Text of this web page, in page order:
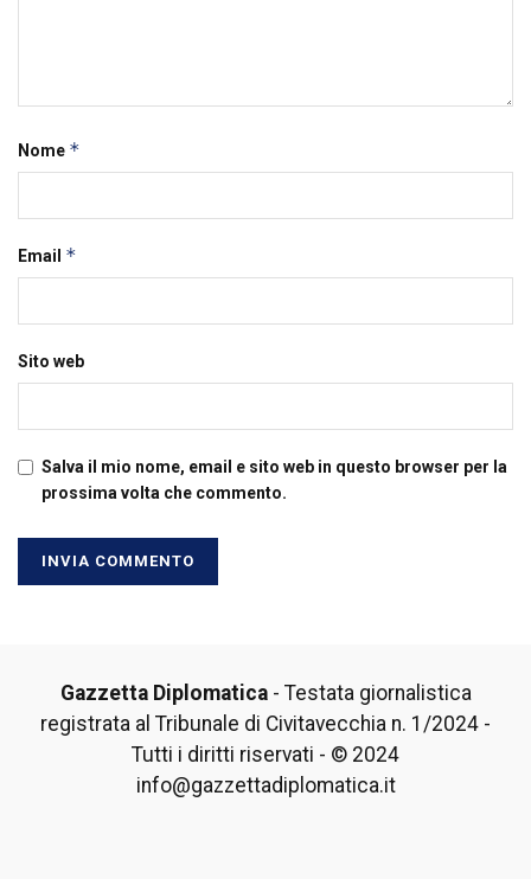
Nome *
Email *
Sito web
Salva il mio nome, email e sito web in questo browser per la
prossima volta che commento.
Gazzetta Diplomatica- Testata giornalistica
registrata al Tribunale di Civitavecchia n. 1/2024 -
Tutti i diritti riservati - © 2024
info@gazzettadiplomatica.it